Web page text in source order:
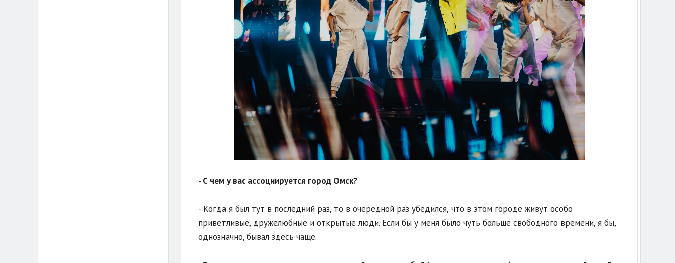
- С чем у вас ассоциируется город Омск?
- Когда я был тут в последний раз, то в очередной раз убедился, что в этом городе живут особо
приветливые, дружелюбные и открытые люди. Если бы у меня было чуть больше свободного времени, я бы,
однозначно, бывал здесь чаще.